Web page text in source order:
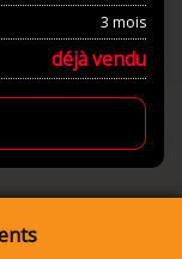
3 mois
déjà vendu